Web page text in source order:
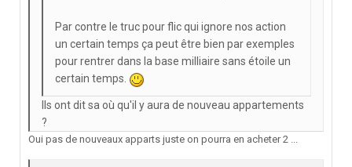
Par contre le truc pour flic qui ignore nos action
un certain temps ça peut être bien par exemples
pour rentrer dans la base milliaire sans étoile un
certain temps.
Ils ont dit sa où qu'il y aura de nouveau appartements
?
Oui pas de nouveaux apparts juste on pourra en acheter 2 ...